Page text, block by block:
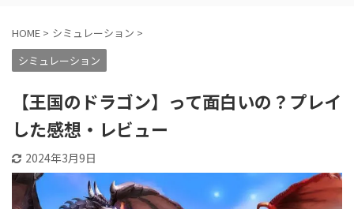
HOME > シミュレーション >
シミュレーション
【王国のドラゴン】って面白いの？プレイ
した感想・レビュー
2024年3月9日